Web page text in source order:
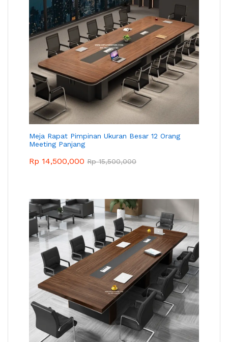
Meja Rapat Pimpinan Ukuran Besar 12 Orang
Meeting Panjang
Rp 14,500,000 Rp15,500,000